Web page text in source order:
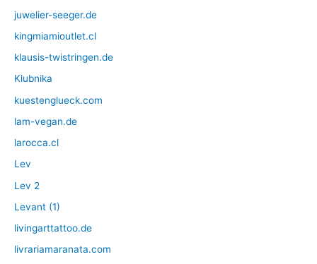
juwelier-seeger.de
kingmiamioutlet.cl
klausis-twistringen.de
Klubnika
kuestenglueck.com
lam-vegan.de
larocca.cl
Lev
Lev 2
Levant (1)
livingarttattoo.de
livrariamaranata.com